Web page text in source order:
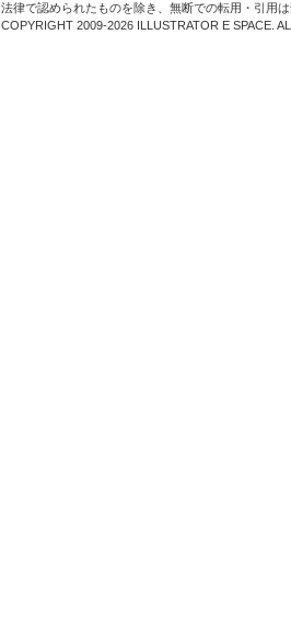
法律で認められたものを除き、無断での転用・引用
COPYRIGHT 2009-2026 ILLUSTRATOR E SPACE.